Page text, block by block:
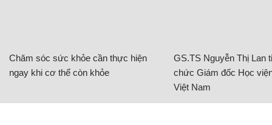
Chăm sóc sức khỏe cần thực hiện
ngay khi cơ thể còn khỏe
GS.TS Nguyễn Thị Lan
chức Giám đốc Học
Việt Nam